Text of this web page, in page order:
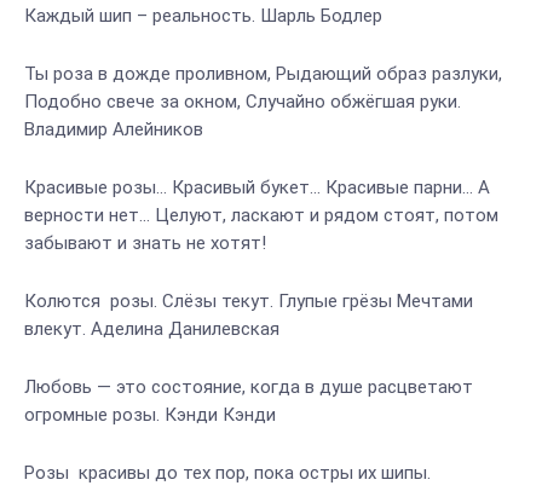
Каждый шип – реальность. Шарль Бодлер
Ты роза в дожде проливном, Рыдающий образ разлуки,
Подобно свече за окном, Случайно обжёгшая руки.
Владимир Алейников
Красивые розы… Красивый букет… Красивые парни… А
верности нет… Целуют, ласкают и рядом стоят, потом
забывают и знать не хотят!
Колются розы. Слёзы текут. Глупые грёзы Мечтами
влекут. Аделина Данилевская
Любовь — это состояние, когда в душе расцветают
огромные розы. Кэнди Кэнди
Розы красивы до тех пор, пока остры их шипы.